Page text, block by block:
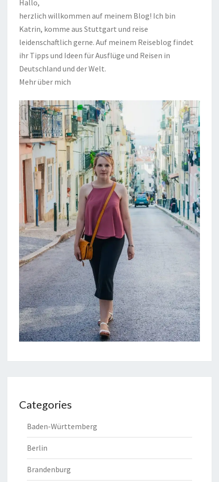
Hallo,
herzlich willkommen auf meinem Blog! Ich bin
Katrin, komme aus Stuttgart und reise
leidenschaftlich gerne. Auf meinem Reiseblog findet
ihr Tipps und Ideen für Ausflüge und Reisen in
Deutschland und der Welt.
Mehr über mich
Categories
Baden-Württemberg
Berlin
Brandenburg